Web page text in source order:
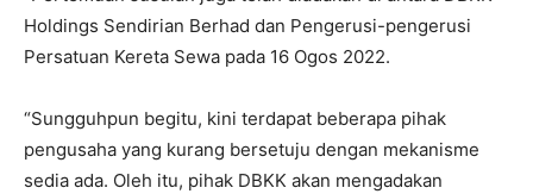
Holdings Sendirian Berhad dan Pengerusi-pengerusi
Persatuan Kereta Sewa pada 16 Ogos 2022.
“Sungguhpun begitu, kini terdapat beberapa pihak
pengusaha yang kurang bersetuju dengan mekanisme
sedia ada. Oleh itu, pihak DBKK akan mengadakan